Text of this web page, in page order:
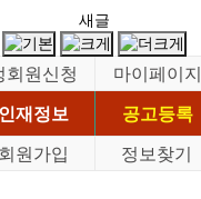
새글
회원신청 마이페이지
인재정보 공고등록
회원가입 정보찾기